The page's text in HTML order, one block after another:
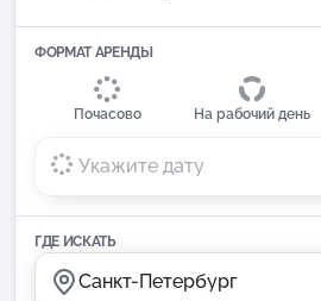
ФОРМАТ АРЕНДЫ
Почасово На рабочий день
Укажите дату
ГДЕ ИСКАТЬ
Санкт-Петербург